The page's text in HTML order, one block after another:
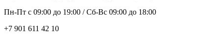
Пн-Пт с 09:00 до 19:00 /Сб-Вс 09:00 до 18:00
+7 901 611 42 10